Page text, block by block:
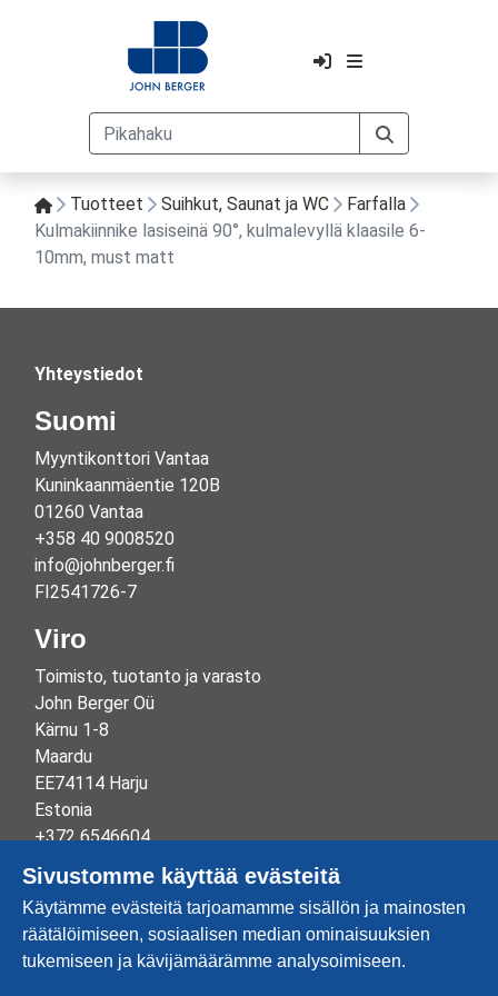
Tuotteet Suihkut, Saunat ja WC
Farfalla
Kulmakiinnike lasiseinä 90°, kulmalevyllä klaasile 6-
10mm, must matt
Yhteystiedot
Suomi
Myyntikonttori Vantaa
Kuninkaanmäentie 120B
01260 Vantaa
+358 40 9008520
info@johnberger.fi
FI2541726-7
Viro
Toimisto, tuotanto ja varasto
John Berger Oü
Kärnu 1-8
Maardu
EE74114 Harju
Estonia
+372 6546604
info@johnberger.ee
Reg.nr 10265834
EE100332513
Sivustomme käyttää evästeitä
Käytämme evästeitä tarjoamamme sisällön ja mainosten
räätälöimiseen, sosiaalisen median ominaisuuksien
tukemiseen ja kävijämäärämme analysoimiseen.